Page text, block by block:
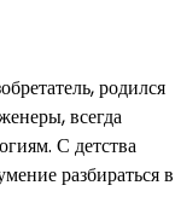
родился
всегда
С детства
разбираться в